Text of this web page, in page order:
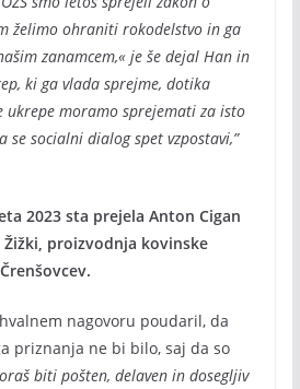
želimo ohraniti rokodelstvo in ga
zanamcem,« je še dejal Han in
ki ga vlada sprejme, dotika
ukrepe moramo sprejemati za isto
se socialni dialog spet vzpostavi,”
2023 sta prejela Anton Cigan
Žižki, proizvodnja kovinske
nagovoru poudaril, da
priznanja ne bi bilo, saj da so
biti pošten, delaven in dosegljiv